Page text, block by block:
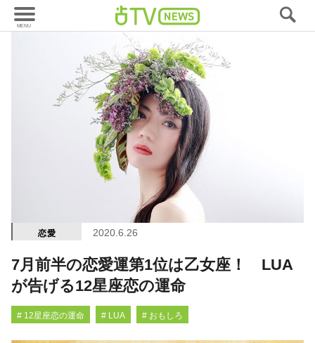
恋愛 2020.6.26
7月前半の恋愛運第1位は乙女座！ LUA
が告げる12星座恋の運命
# 12星座恋の運命 # LUA # おもしろ